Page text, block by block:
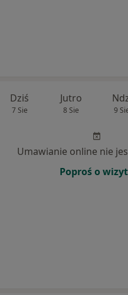
Dziś
7 Sie
Jutro
8 Sie 9
Umawianie online nie
Poproś o